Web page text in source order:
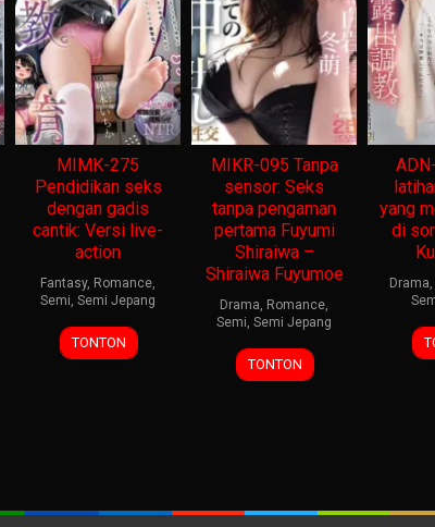
MIMK-275
Pendidikan seks
dengan gadis
cantik: Versi live-
action
Fantasy, Romance,
Semi, Semi Jepang
TONTON
MIKR-095 Tanpa
sensor: Seks
tanpa pengaman
pertama Fuyumi
Shiraiwa –
Shiraiwa Fuyumoe
Drama, Romance,
Semi, Semi Jepang
TONTON
yang
di
Drama,